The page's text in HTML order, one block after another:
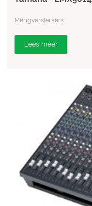
Mengversterkers
Lees meer